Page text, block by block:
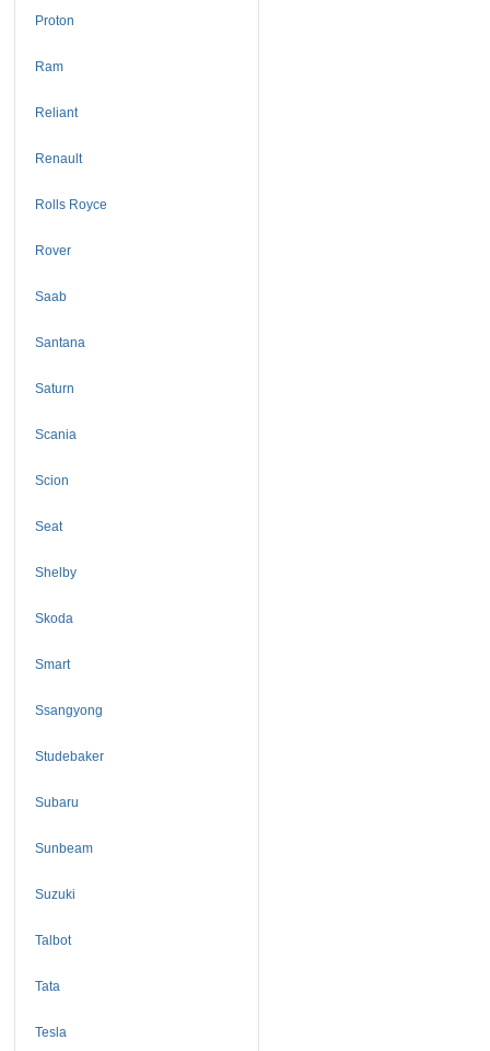
Proton
Ram
Reliant
Renault
Rolls Royce
Rover
Saab
Santana
Saturn
Scania
Scion
Seat
Shelby
Skoda
Smart
Ssangyong
Studebaker
Subaru
Sunbeam
Suzuki
Talbot
Tata
Tesla